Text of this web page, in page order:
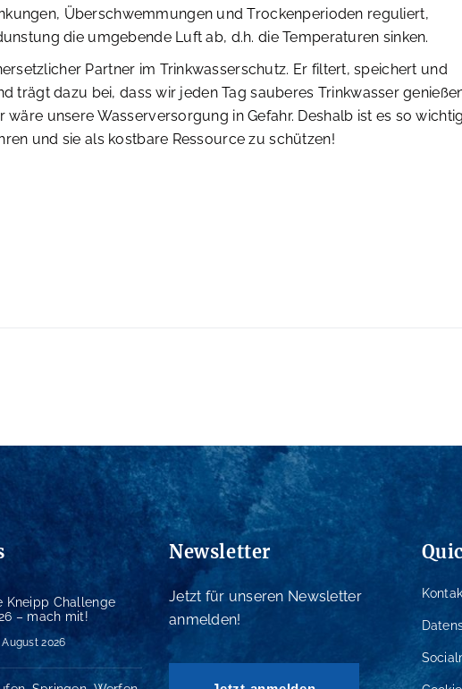
Überschwemmungen und Trockenperioden reguliert,
die umgebende Luft ab, d.h. die Temperaturen sinken.
Partner im Trinkwasserschutz. Er filtert, speichert und
trägt dazu bei, dass wir jeden Tag sauberes Trinkwasser
wäre unsere Wasserversorgung in Gefahr. Deshalb ist es so
und sie als kostbare Ressource zu schützen!
Kneipp Challenge
– mach mit!
August 2026
Newsletter
Jetzt für unseren Newsletter
anmelden!